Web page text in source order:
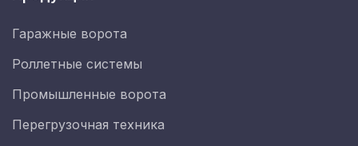
Гаражные ворота
Роллетные системы
Промышленные ворота
Перегрузочная техника